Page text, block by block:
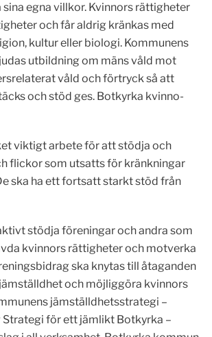
egna villkor. Kvinnors rättigheter
och får aldrig kränkas med
kultur eller biologi. Kommunens
utbildning om mäns våld mot
våld och förtryck så att
och stöd ges. Botkyrka kvinno-
viktigt arbete för att stödja och
flickor som utsatts för kränkningar
ska ha ett fortsatt starkt stöd från
stödja föreningar och andra som
kvinnors rättigheter och motverka
ska knytas till åtaganden
och möjliggöra kvinnors
jämställdhetsstrategi –
Strategi för ett jämlikt Botkyrka –